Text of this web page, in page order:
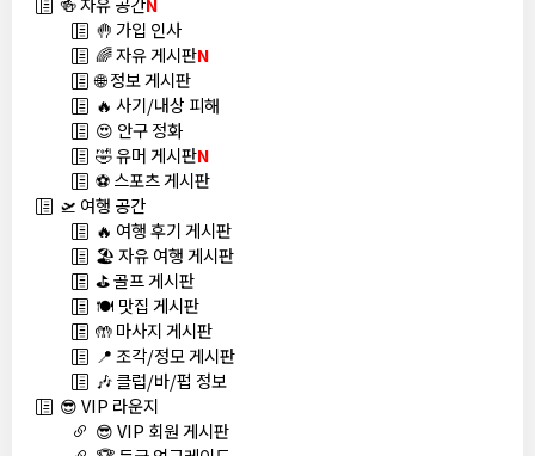
🤚 가입 인사
🌈 자유 게시판N
🌐 정보 게시판
🔥 사기/내상 피해
😍 안구 정화
🤣 유머 게시판N
⚽ 스포츠 게시판
🛫 여행 공간
🔥 여행 후기 게시판
🏖️ 자유 여행 게시판
⛳ 골프 게시판
🍽️ 맛집 게시판
🤲 마사지 게시판
📍 조각/정모 게시판
🎶 클럽/바/펍 정보
😎 VIP 라운지
😎 VIP 회원 게시판